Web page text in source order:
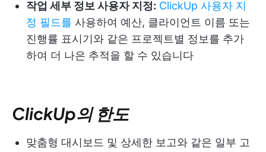
작업 세부 정보 사용자 지정: ClickUp 사용자 지
정 필드를 사용하여 예산, 클라이언트 이름 또는
진행률 표시기와 같은 프로젝트별 정보를 추가
하여 더 나은 추적을 할 수 있습니다
ClickUp의 한도
맞춤형 대시보드 및 상세한 보고와 같은 일부 고